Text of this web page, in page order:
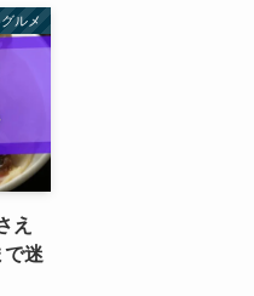
グルメ
え
で迷